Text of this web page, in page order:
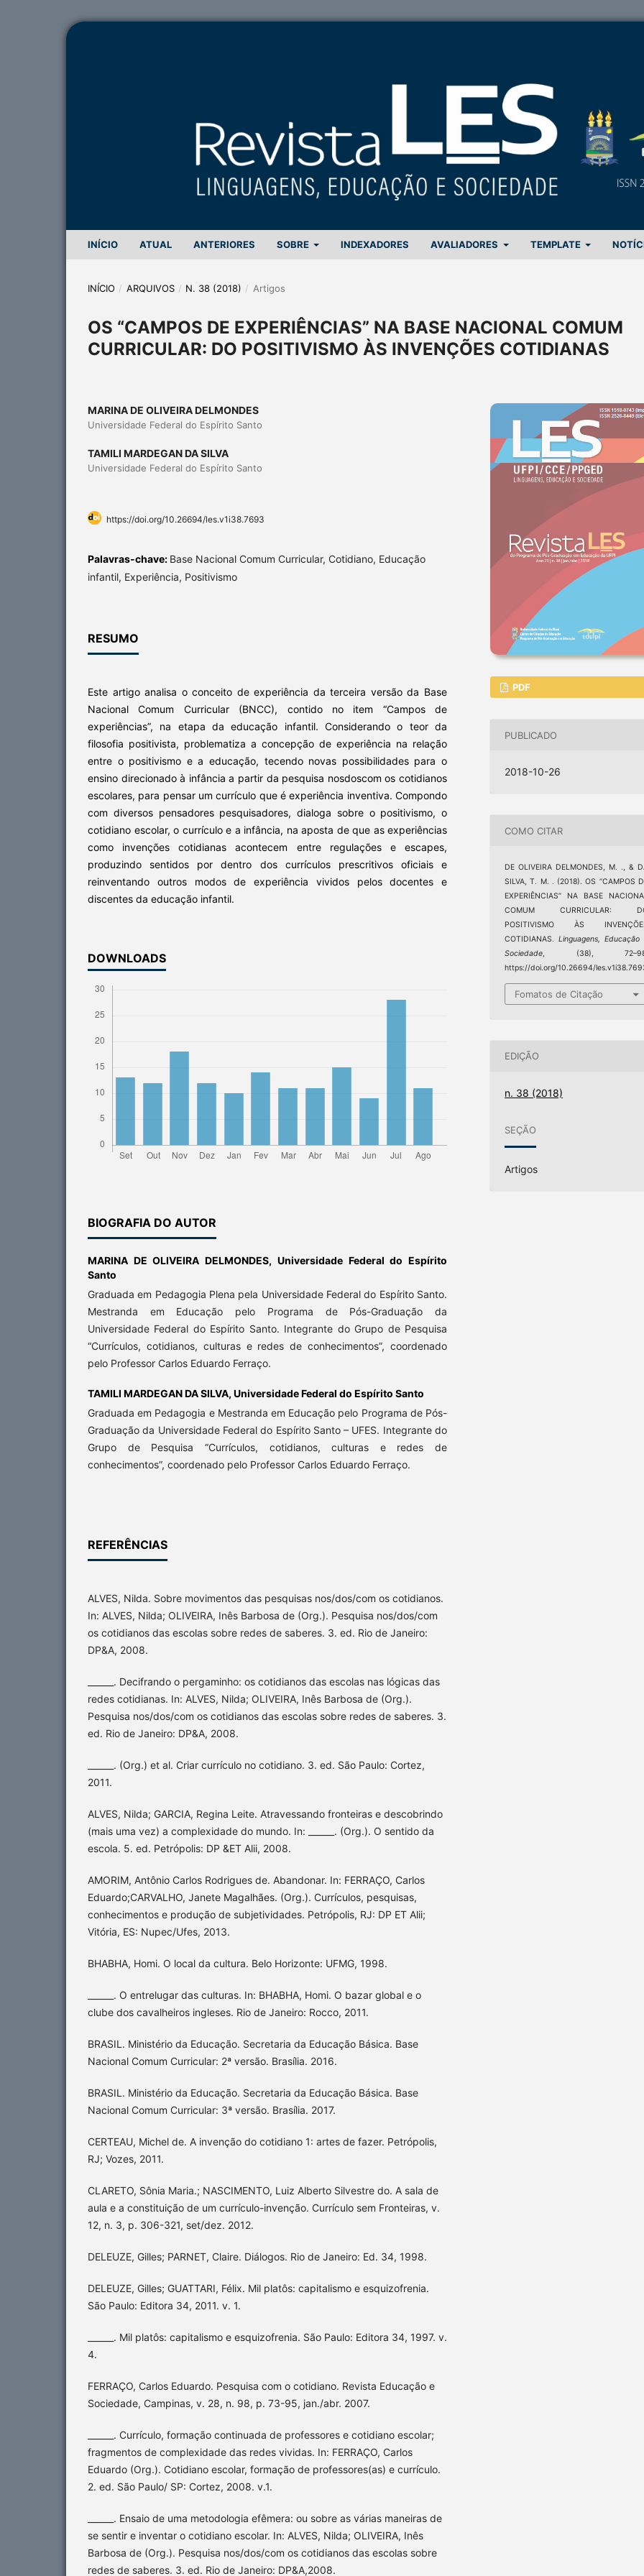
INÍCIO ATUAL ANTERIORES SOBRE INDEXADORES AVALIADORES TEMPLATE
INÍCIO / ARQUIVOS / N. 38 (2018) / Artigos
OS “CAMPOS DE EXPERIÊNCIAS” NA BASE NACIONAL COMUM
CURRICULAR: DO POSITIVISMO ÀS INVENÇÕES COTIDIANAS
MARINA DE OLIVEIRA DELMONDES
Universidade Federal do Espírito Santo
TAMILI MARDEGAN DA SILVA
Universidade Federal do Espírito Santo
https://doi.org/10.26694/les.v1i38.7693
Palavras-chave: Base Nacional Comum Curricular, Cotidiano, Educação
infantil, Experiência, Positivismo
RESUMO
Este artigo analisa o conceito de experiência da terceira versão da Base
Nacional Comum Curricular (BNCC), contido no item “Campos de
experiências”, na etapa da educação infantil. Considerando o teor da
filosofia positivista, problematiza a concepção de experiência na relação
entre o positivismo e a educação, tecendo novas possibilidades para o
ensino direcionado à infância a partir da pesquisa nosdoscom os cotidianos
escolares, para pensar um currículo que é experiência inventiva. Compondo
com diversos pensadores pesquisadores, dialoga sobre o positivismo, o
cotidiano escolar, o currículo e a infância, na aposta de que as experiências
como invenções cotidianas acontecem entre regulações e escapes,
produzindo sentidos por dentro dos currículos prescritivos oficiais e
reinventando outros modos de experiência vividos pelos docentes e
discentes da educação infantil.
DOWNLOADS
BIOGRAFIA DO AUTOR
MARINA DE OLIVEIRA DELMONDES, Universidade Federal do Espírito
Santo
Graduada em Pedagogia Plena pela Universidade Federal do Espírito Santo.
Mestranda em Educação pelo Programa de Pós-Graduação da
Universidade Federal do Espírito Santo. Integrante do Grupo de Pesquisa
“Currículos, cotidianos, culturas e redes de conhecimentos”, coordenado
pelo Professor Carlos Eduardo Ferraço.
TAMILI MARDEGAN DA SILVA, Universidade Federal do Espírito Santo
Graduada em Pedagogia e Mestranda em Educação pelo Programa de Pós-
Graduação da Universidade Federal do Espírito Santo – UFES. Integrante do
Grupo de Pesquisa “Currículos, cotidianos, culturas e redes de
conhecimentos”, coordenado pelo Professor Carlos Eduardo Ferraço.
REFERÊNCIAS
ALVES, Nilda. Sobre movimentos das pesquisas nos/dos/com os cotidianos.
In: ALVES, Nilda; OLIVEIRA, Inês Barbosa de (Org.). Pesquisa nos/dos/com
os cotidianos das escolas sobre redes de saberes. 3. ed. Rio de Janeiro:
DP&A, 2008.
______. Decifrando o pergaminho: os cotidianos das escolas nas lógicas das
redes cotidianas. In: ALVES, Nilda; OLIVEIRA, Inês Barbosa de (Org.).
Pesquisa nos/dos/com os cotidianos das escolas sobre redes de saberes. 3.
ed. Rio de Janeiro: DP&A, 2008.
______. (Org.) et al. Criar currículo no cotidiano. 3. ed. São Paulo: Cortez,
2011.
ALVES, Nilda; GARCIA, Regina Leite. Atravessando fronteiras e descobrindo
(mais uma vez) a complexidade do mundo. In: ______. (Org.). O sentido da
escola. 5. ed. Petrópolis: DP &ET Alii, 2008.
AMORIM, Antônio Carlos Rodrigues de. Abandonar. In: FERRAÇO, Carlos
Eduardo;CARVALHO, Janete Magalhães. (Org.). Currículos, pesquisas,
conhecimentos e produção de subjetividades. Petrópolis, RJ: DP ET Alii;
Vitória, ES: Nupec/Ufes, 2013.
BHABHA, Homi. O local da cultura. Belo Horizonte: UFMG, 1998.
______. O entrelugar das culturas. In: BHABHA, Homi. O bazar global e o
clube dos cavalheiros ingleses. Rio de Janeiro: Rocco, 2011.
BRASIL. Ministério da Educação. Secretaria da Educação Básica. Base
Nacional Comum Curricular: 2ª versão. Brasília. 2016.
BRASIL. Ministério da Educação. Secretaria da Educação Básica. Base
Nacional Comum Curricular: 3ª versão. Brasília. 2017.
CERTEAU, Michel de. A invenção do cotidiano 1: artes de fazer. Petrópolis,
RJ; Vozes, 2011.
CLARETO, Sônia Maria.; NASCIMENTO, Luiz Alberto Silvestre do. A sala de
aula e a constituição de um currículo-invenção. Currículo sem Fronteiras, v.
12, n. 3, p. 306-321, set/dez. 2012.
DELEUZE, Gilles; PARNET, Claire. Diálogos. Rio de Janeiro: Ed. 34, 1998.
DELEUZE, Gilles; GUATTARI, Félix. Mil platôs: capitalismo e esquizofrenia.
São Paulo: Editora 34, 2011. v. 1.
______. Mil platôs: capitalismo e esquizofrenia. São Paulo: Editora 34, 1997. v.
4.
FERRAÇO, Carlos Eduardo. Pesquisa com o cotidiano. Revista Educação e
Sociedade, Campinas, v. 28, n. 98, p. 73-95, jan./abr. 2007.
______. Currículo, formação continuada de professores e cotidiano escolar;
fragmentos de complexidade das redes vividas. In: FERRAÇO, Carlos
Eduardo (Org.). Cotidiano escolar, formação de professores(as) e currículo.
2. ed. São Paulo/ SP: Cortez, 2008. v.1.
______. Ensaio de uma metodologia efêmera: ou sobre as várias maneiras de
se sentir e inventar o cotidiano escolar. In: ALVES, Nilda; OLIVEIRA, Inês
Barbosa de (Org.). Pesquisa nos/dos/com os cotidianos das escolas sobre
redes de saberes. 3. ed. Rio de Janeiro: DP&A,2008.
PDF
PUBLICADO
2018-10-26
COMO CITAR
DE OLIVEIRA DELMONDES, M. ., &
SILVA, T. M. . (2018). OS “CAMPOS
EXPERIÊNCIAS” NA BASE
COMUM CURRICULAR:
POSITIVISMO ÀS
COTIDIANAS.Linguagens, Educação
Sociedade, (38),
https://doi.org/10.26694/
Fomatos de Citação
EDIÇÃO
n. 38 (2018)
SEÇÃO
Artigos